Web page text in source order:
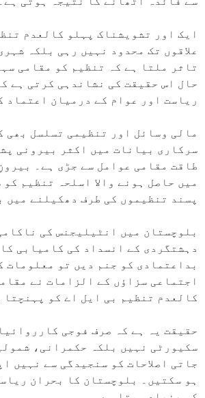
ایک اور تشویشناک پہلو کالعدم
علاقوں تک محدود نہیں رہی بلکہ
تاثر ملتا ہے کہ تنظیم کو مقامی
حال اس حقیقت کی نشاندہی کرتی ہے
ریاست اور عوام کے درمیان اعتماد
مالی وسائل اور تنظیمی تسلسل بھی
سرکاری بیانات میں اکثر بیرونی
طاقت مقامی عوامل سے جڑی ہے۔
میں حاصل ہونے والا اسلحہ تنظیم
پسند تنظیموں کی طرف دھکیلنے میں
بلوچستان میں انٹیلیجنس کی
دہشتگردی کے انسداد کی کامیابی
بداعتمادی کو جنم دیں تو معلومات
اجتماعی سزاؤں کے الزامات نے
کالعدم تنظیم بی ایل اے کو پہنچتا
حقیقت یہ ہے کہ صرف فوجی
سکیورٹی نہیں بلکہ حکمرانی،
جاتی اصلاحات کو سنجیدگی سے نہیں
ہو سکتیں۔ بلوچستان کا بحران